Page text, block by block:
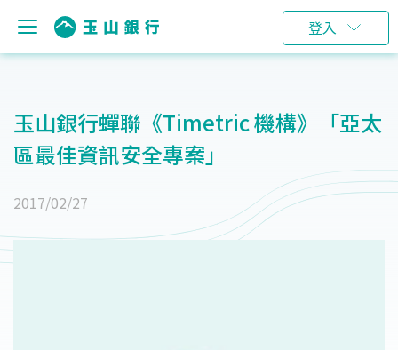
登入
玉山銀行蟬聯《Timetric 機構》「亞太
區最佳資訊安全專案」
2017/02/27